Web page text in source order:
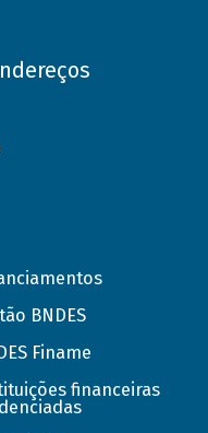
BNDES
Finame
financeiras